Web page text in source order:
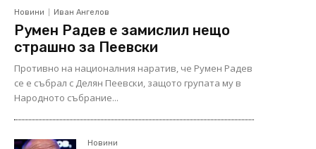
Новини Иван Ангелов
Румен Радев е замислил нещо
страшно за Пеевски
Противно на националния наратив, че Румен Радев
се е събрал с Делян Пеевски, защото групата му в
Народното събрание...
Новини